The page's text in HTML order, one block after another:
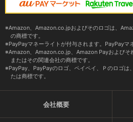
Amazon、Amazon.co.jpおよびそのロゴは、
の商標です。
PayPayマネーライトが付与されます。PayPayマ
Amazon、Amazon.co.jp、Amazon Payおよびそ
またはその関連会社の商標です。
PayPay、PayPayのロゴ、ペイペイ、Ｐのロゴは
たは商標です。
会社概要